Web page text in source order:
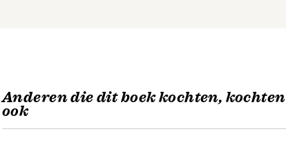
Anderen die dit boek kochten, kochten
ook